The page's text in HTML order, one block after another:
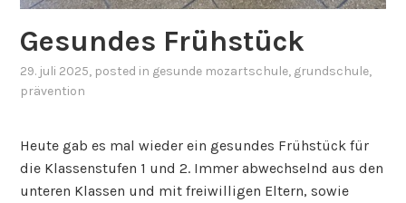
Gesundes Frühstück
29. juli 2025, posted in gesunde mozartschule, grundschule,
prävention
Heute gab es mal wieder ein gesundes Frühstück für
die Klassenstufen 1 und 2. Immer abwechselnd aus den
unteren Klassen und mit freiwilligen Eltern, sowie